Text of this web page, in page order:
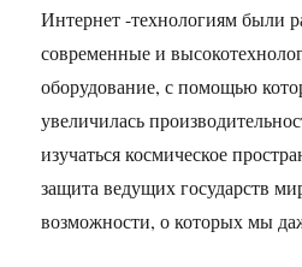
Интернет -технологиям были
современные и
оборудование, с помощью
увеличилась
изучаться космическое
защита ведущих государств
возможности, о которых мы